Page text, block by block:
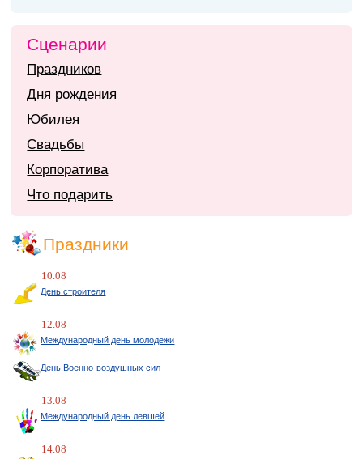
Сценарии
Праздников
Дня рождения
Юбилея
Свадьбы
Корпоратива
Что подарить
Праздники
10.08
День строителя
12.08
Международный день молодежи
День Военно-воздушных сил
13.08
Международный день левшей
14.08